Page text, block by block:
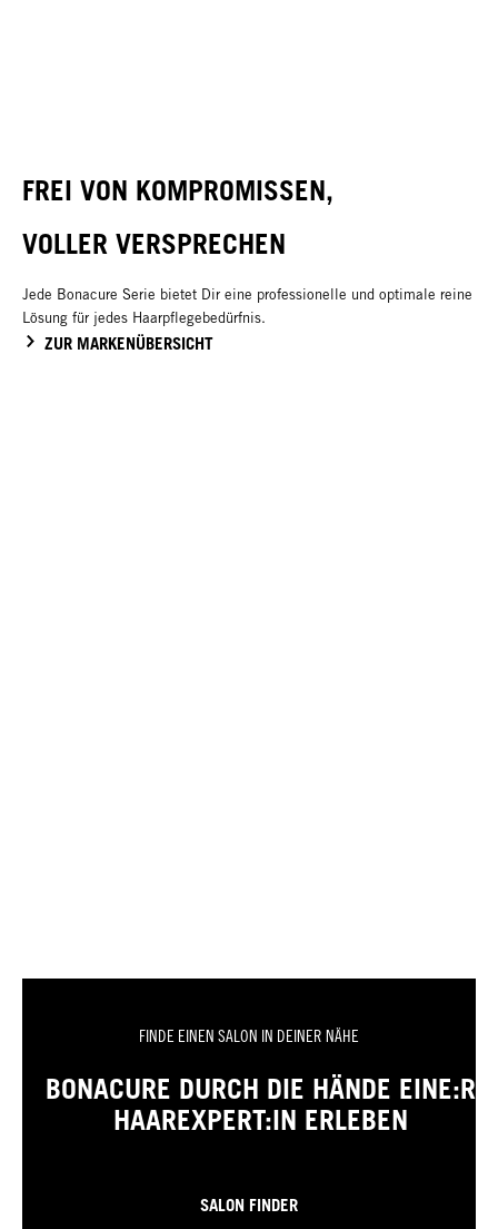
FREI VON KOMPROMISSEN,
VOLLER VERSPRECHEN
Jede Bonacure Serie bietet Dir eine professionelle und optimale reine
Lösung für jedes Haarpflegebedürfnis.
ZUR MARKENÜBERSICHT
FINDE EINEN SALON IN DEINER NÄHE
BONACURE DURCH DIE HÄNDE EINE:R
HAAREXPERT:IN ERLEBEN
SALON FINDER